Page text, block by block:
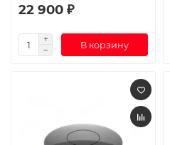
22 900 ₽
В корзину